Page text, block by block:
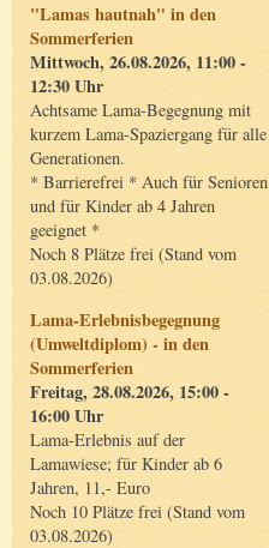
"Lamas hautnah" in den
Sommerferien
Mittwoch, 26.08.2026, 11:00 -
12:30 Uhr
Achtsame Lama-Begegnung mit
kurzem Lama-Spaziergang für alle
Generationen.
* Barrierefrei * Auch für Senioren
und für Kinder ab 4 Jahren
geeignet *
Noch 8 Plätze frei (Stand vom
03.08.2026)
Lama-Erlebnisbegegnung
(Umweltdiplom) - in den
Sommerferien
Freitag, 28.08.2026, 15:00 -
16:00 Uhr
Lama-Erlebnis auf der
Lamawiese; für Kinder ab 6
Jahren, 11,- Euro
Noch 10 Plätze frei (Stand vom
03.08.2026)